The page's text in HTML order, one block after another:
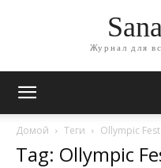
Журнал для
Домой Теги Ollympic
Tag: Ollympic